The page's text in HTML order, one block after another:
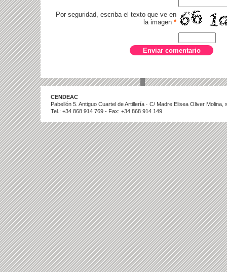
Por seguridad, escriba el texto que ve en
la imagen *
CENDEAC
Pabellón 5. Antiguo Cuartel de Artillería · C/ Madre Elisea Oliver
Tel.: +34 868 914 769 - Fax: +34 868 914 149